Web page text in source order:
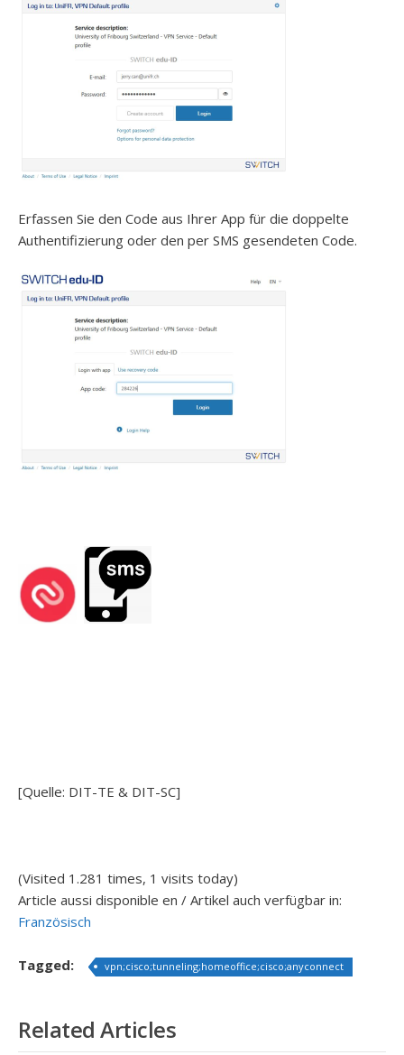
Erfassen Sie den Code aus Ihrer App für die doppelte
Authentifizierung oder den per SMS gesendeten Code.
[Quelle: DIT-TE & DIT-SC]
(Visited 1.281 times, 1 visits today)
Article aussi disponible en / Artikel auch verfügbar in:
Französisch
Tagged: vpn;cisco;tunneling;homeoffice;cisco;anyconnect
Related Articles